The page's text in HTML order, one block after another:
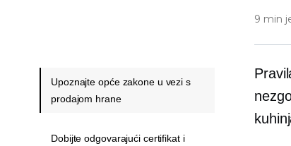
9 min
Upoznajte opće zakone u vezi s
prodajom hrane
Dobijte odgovarajući certifikat i